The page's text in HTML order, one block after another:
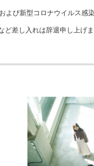
び新型コロナウイルス感
差し入れは辞退申し上げま